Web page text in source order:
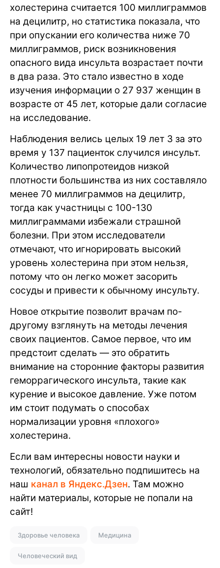
холестерина считается 100 миллиграммов
на децилитр, но статистика показала, что
при опускании его количества ниже 70
миллиграммов, риск возникновения
опасного вида инсульта возрастает почти
в два раза. Это стало известно в ходе
изучения информации о 27 937 женщин в
возрасте от 45 лет, которые дали согласие
на исследование.
Наблюдения велись целых 19 лет 3 за это
время у 137 пациенток случился инсульт.
Количество липопротеидов низкой
плотности большинства из них составляло
менее 70 миллиграммов на децилитр,
тогда как участницы с 100-130
миллиграммами избежали страшной
болезни. При этом исследователи
отмечают, что игнорировать высокий
уровень холестерина при этом нельзя,
потому что он легко может засорить
сосуды и привести к обычному инсульту.
Новое открытие позволит врачам по-
другому взглянуть на методы лечения
своих пациентов. Самое первое, что им
предстоит сделать — это обратить
внимание на сторонние факторы развития
геморрагического инсульта, такие как
курение и высокое давление. Уже потом
им стоит подумать о способах
нормализации уровня «плохого»
холестерина.
Если вам интересны новости науки и
технологий, обязательно подпишитесь на
наш канал в Яндекс.Дзен. Там можно
найти материалы, которые не попали на
сайт!
Здоровье человека Медицина
Человеческий вид